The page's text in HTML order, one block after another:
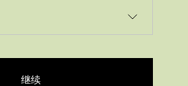
继续